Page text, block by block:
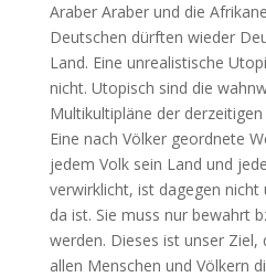
Araber Araber und die
Deutschen dürften wieder
Land. Eine unrealistische
nicht. Utopisch sind die
Multikultipläne der
Eine nach Völker geordnete
jedem Volk sein Land und
verwirklicht, ist dagegen
da ist. Sie muss nur bewahrt
werden. Dieses ist unser
allen Menschen und Völkern